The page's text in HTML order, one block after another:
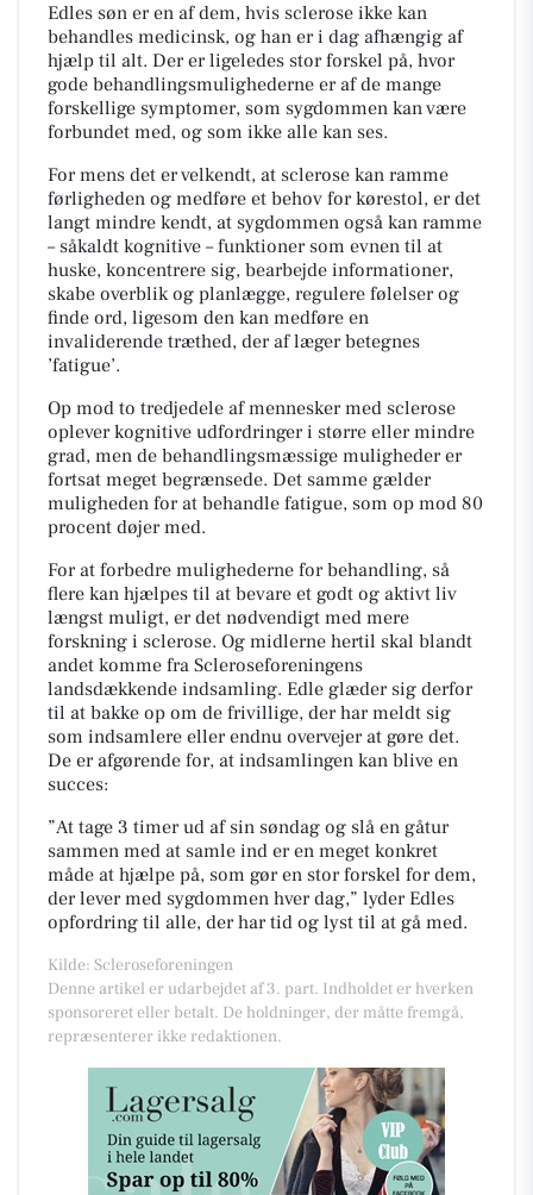
Edles søn er en af dem, hvis sclerose ikke kan
behandles medicinsk, og han er i dag afhængig af
hjælp til alt. Der er ligeledes stor forskel på, hvor
gode behandlingsmulighederne er af de mange
forskellige symptomer, som sygdommen kan være
forbundet med, og som ikke alle kan ses.
For mens det er velkendt, at sclerose kan ramme
førligheden og medføre et behov for kørestol, er det
langt mindre kendt, at sygdommen også kan ramme
– såkaldt kognitive – funktioner som evnen til at
huske, koncentrere sig, bearbejde informationer,
skabe overblik og planlægge, regulere følelser og
finde ord, ligesom den kan medføre en
invaliderende træthed, der af læger betegnes
’fatigue’.
Op mod to tredjedele af mennesker med sclerose
oplever kognitive udfordringer i større eller mindre
grad, men de behandlingsmæssige muligheder er
fortsat meget begrænsede. Det samme gælder
muligheden for at behandle fatigue, som op mod 80
procent døjer med.
For at forbedre mulighederne for behandling, så
flere kan hjælpes til at bevare et godt og aktivt liv
længst muligt, er det nødvendigt med mere
forskning i sclerose. Og midlerne hertil skal blandt
andet komme fra Scleroseforeningens
landsdækkende indsamling. Edle glæder sig derfor
til at bakke op om de frivillige, der har meldt sig
som indsamlere eller endnu overvejer at gøre det.
De er afgørende for, at indsamlingen kan blive en
succes:
”At tage 3 timer ud af sin søndag og slå en gåtur
sammen med at samle ind er en meget konkret
måde at hjælpe på, som gør en stor forskel for dem,
der lever med sygdommen hver dag,” lyder Edles
opfordring til alle, der har tid og lyst til at gå med.
Kilde: Scleroseforeningen
Denne artikel er udarbejdet af 3. part. Indholdet er hverken
sponsoreret eller betalt. De holdninger, der måtte fremgå,
repræsenterer ikke redaktionen.